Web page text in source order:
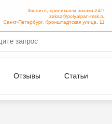
Звоните, принимаем звонки 24/7
zakaz@polyalpan-msk.ru
Санкт-Петербург, Кронштадтская улица, 11
Отзывы Статьи